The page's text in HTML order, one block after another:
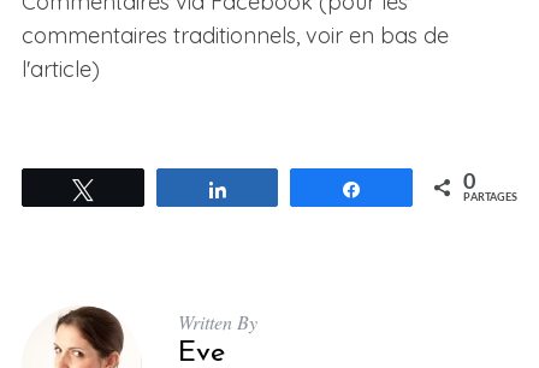
commentaires traditionnels, voir en bas de
l'article)
Partagez 0
PARTAGES
Written By
Eve